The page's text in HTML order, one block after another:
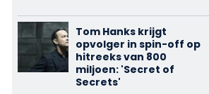
Tom Hanks krijgt
opvolger in spin-off op
hitreeks van 800
miljoen: 'Secret of
Secrets'